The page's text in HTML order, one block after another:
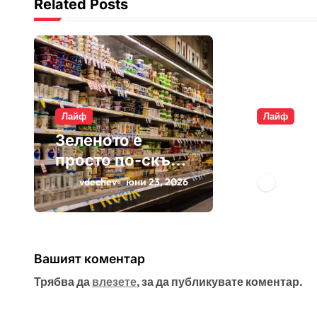
и
я
Related Posts
Лайф
Зеленото е
просто по-скъп
маркетинг
vdechev юни 23, 2026
Лайф
Вашият коментар
Трябва да влезете, за да публикувате коментар.